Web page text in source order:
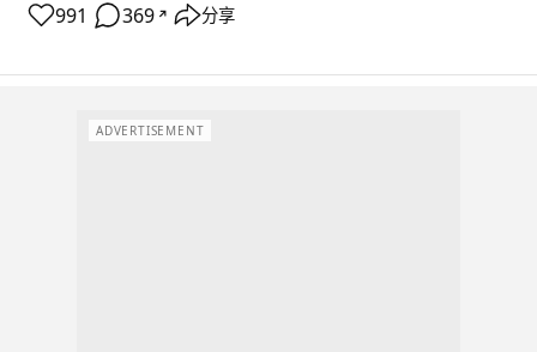
991 369 ↗ 分享
ADVERTISEMENT